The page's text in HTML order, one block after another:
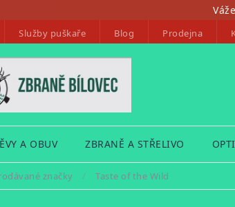
Služby puškaře Blog Prodejna
A OBUV ZBRANĚ A STŘELIVO
značky / Taste of the Wild